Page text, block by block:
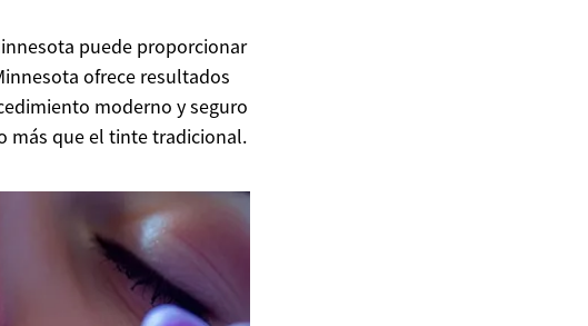
puede proporcionar
ofrece resultados
moderno y seguro
más que el tinte tradicional.